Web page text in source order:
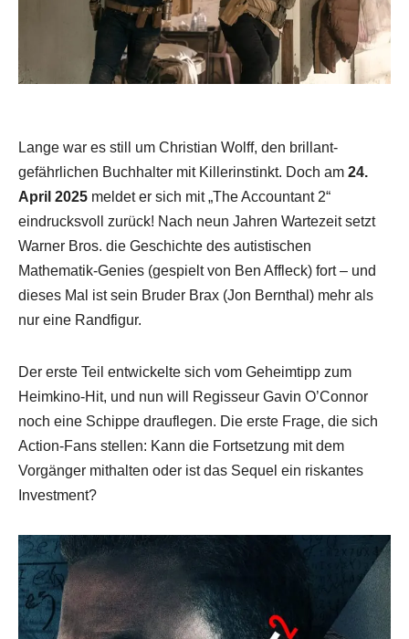
Lange war es still um Christian Wolff, den brillant-
gefährlichen Buchhalter mit Killerinstinkt. Doch am 24.
April 2025 meldet er sich mit „The Accountant 2“
eindrucksvoll zurück! Nach neun Jahren Wartezeit setzt
Warner Bros. die Geschichte des autistischen
Mathematik-Genies (gespielt von Ben Affleck) fort – und
dieses Mal ist sein Bruder Brax (Jon Bernthal) mehr als
nur eine Randfigur.
Der erste Teil entwickelte sich vom Geheimtipp zum
Heimkino-Hit, und nun will Regisseur Gavin O’Connor
noch eine Schippe drauflegen. Die erste Frage, die sich
Action-Fans stellen: Kann die Fortsetzung mit dem
Vorgänger mithalten oder ist das Sequel ein riskantes
Investment?